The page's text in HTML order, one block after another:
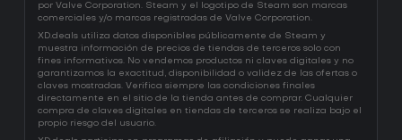
por Valve Corporation. Steam y el logotipo de Steam son marcas
comerciales y/o marcas registradas de Valve Corporation.
XD.deals utiliza datos disponibles públicamente de Steam y
muestra información de precios de tiendas de terceros solo con
fines informativos. No vendemos productos ni claves digitales y no
garantizamos la exactitud, disponibilidad o validez de las ofertas o
claves mostradas. Verifica siempre las condiciones finales
directamente en el sitio de la tienda antes de comprar. Cualquier
compra de claves digitales en tiendas de terceros se realiza bajo el
propio riesgo del usuario.